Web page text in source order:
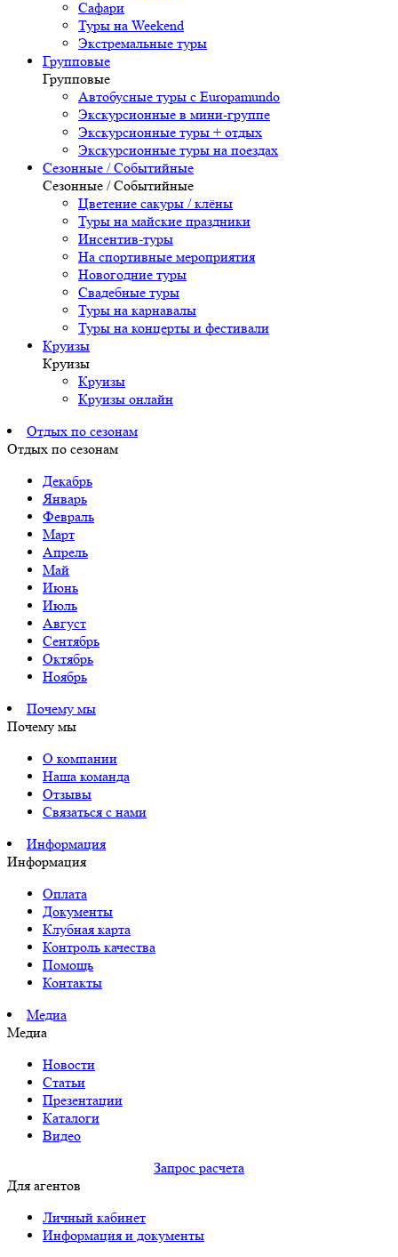
Сафари
Туры на Weekend
Экстремальные туры
Групповые
Групповые
Автобусные туры с Europamundo
Экскурсионные в мини-группе
Экскурсионные туры + отдых
Экскурсионные туры на поездах
Сезонные / Событийные
Сезонные / Событийные
Цветение сакуры / клёны
Туры на майские праздники
Инсентив-туры
На спортивные мероприятия
Новогодние туры
Свадебные туры
Туры на карнавалы
Туры на концерты и фестивали
Круизы
Круизы
Круизы
Круизы онлайн
Отдых по сезонам
Отдых по сезонам
Декабрь
Январь
Февраль
Март
Апрель
Май
Июнь
Июль
Август
Сентябрь
Октябрь
Ноябрь
Почему мы
Почему мы
О компании
Наша команда
Отзывы
Связаться с нами
Информация
Информация
Оплата
Документы
Клубная карта
Контроль качества
Помощь
Контакты
Медиа
Медиа
Новости
Статьи
Презентации
Каталоги
Видео
Запрос расчета
Для агентов
Личный кабинет
Информация и документы